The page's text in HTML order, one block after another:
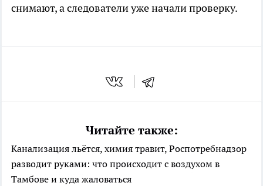
снимают, а следователи уже начали проверку.
Читайте также:
Канализация льётся, химия травит, Роспотребнадзор
разводит руками: что происходит с воздухом в
Тамбове и куда жаловаться